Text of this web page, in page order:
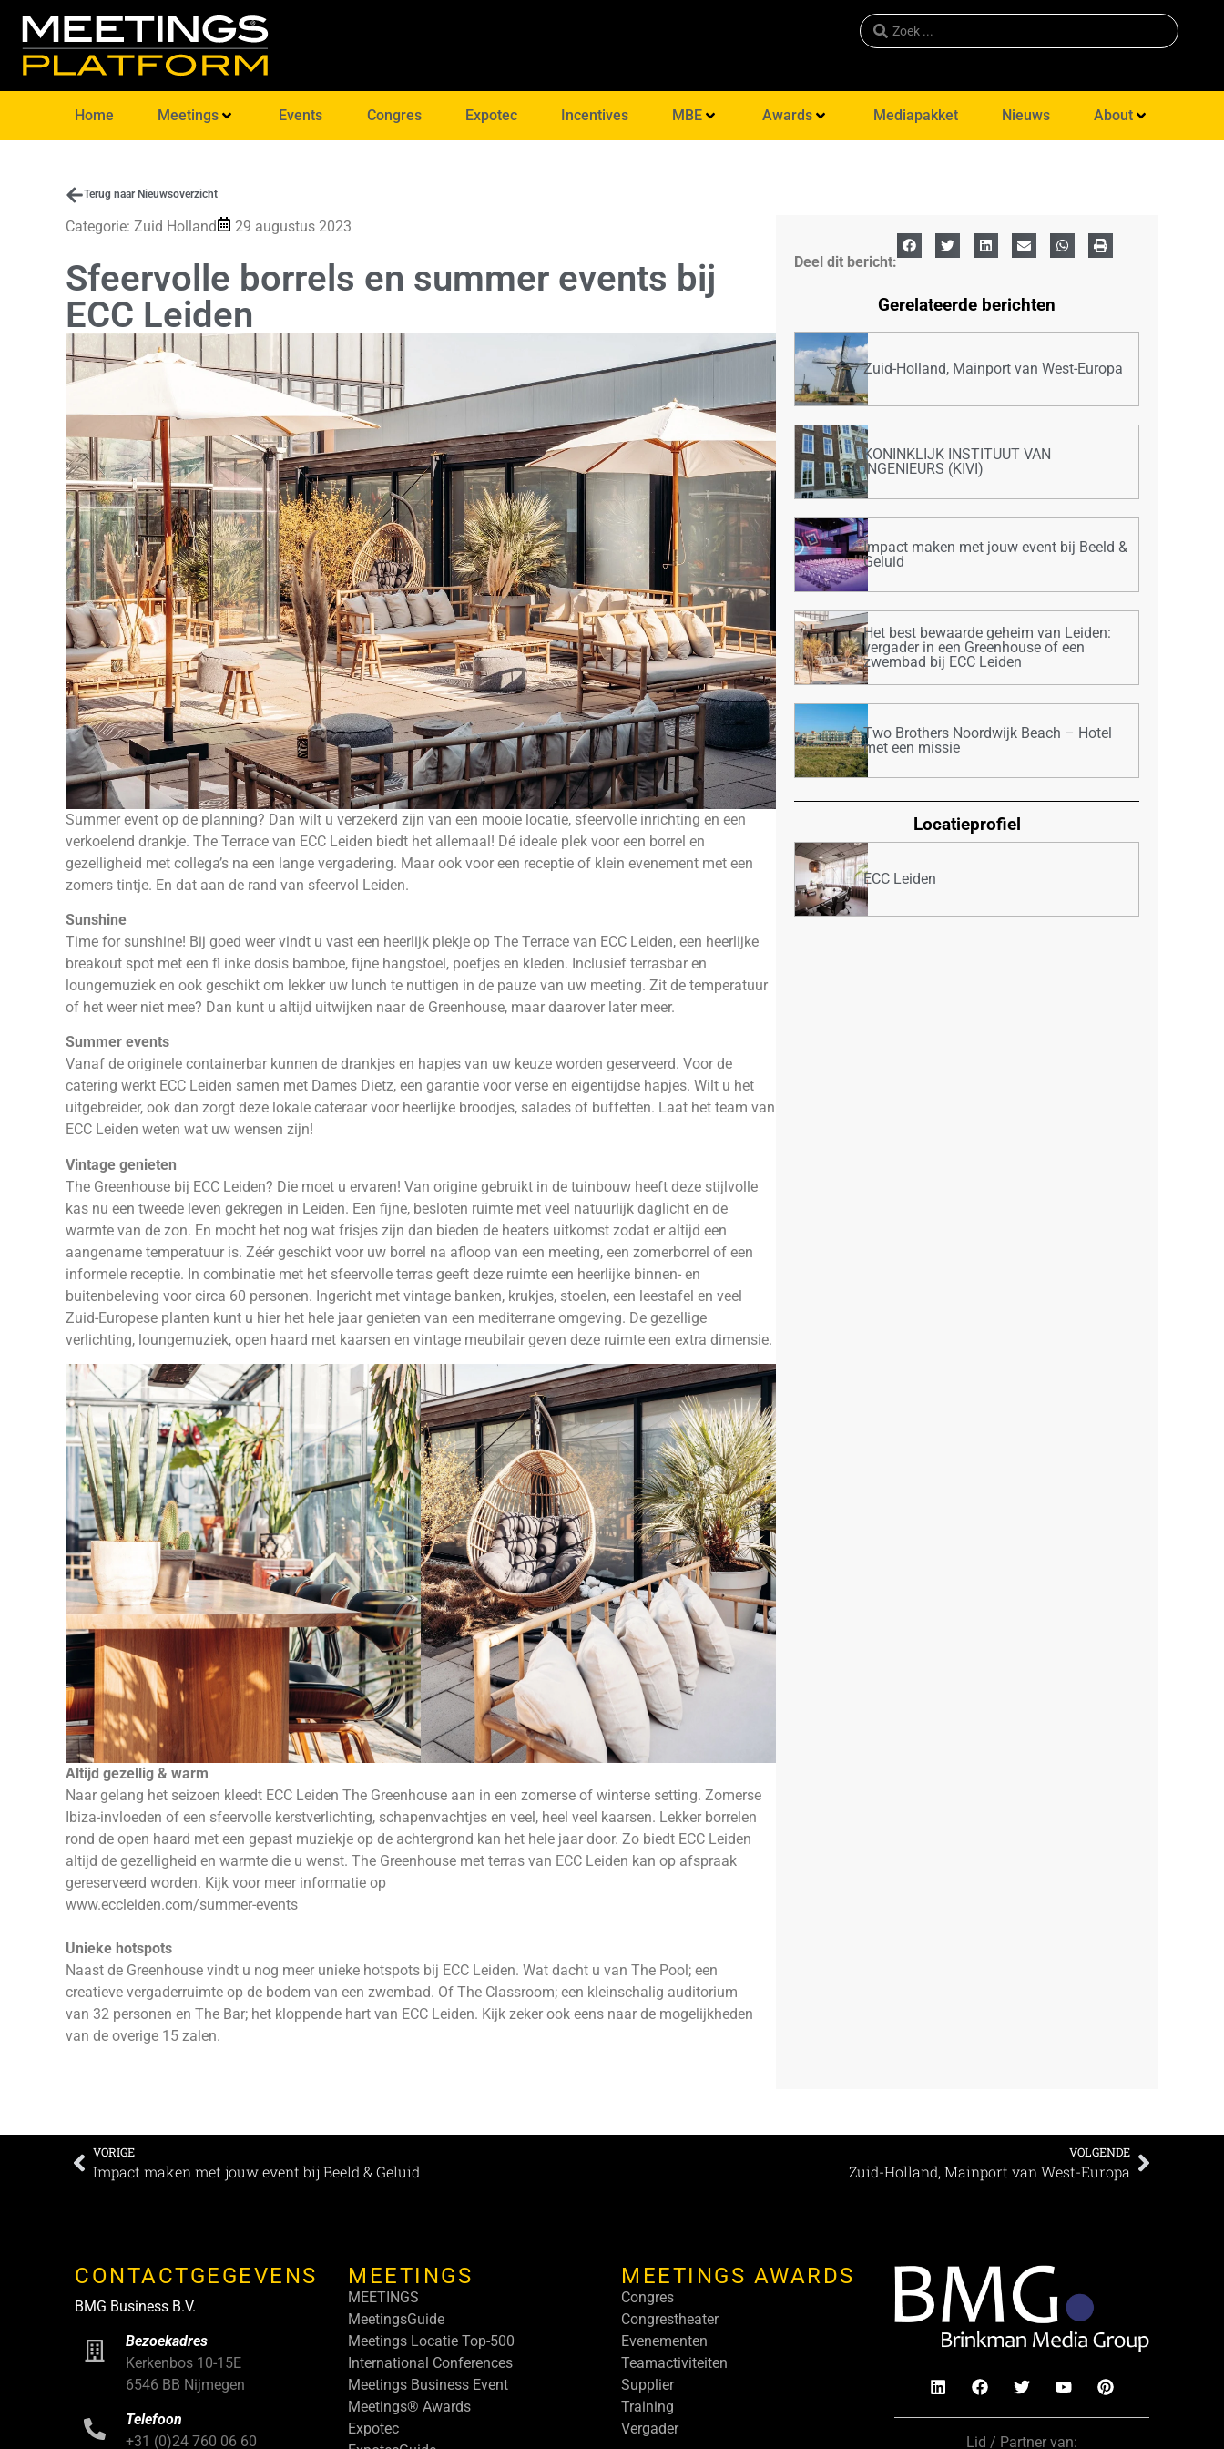
Home Meetings Events Congres Expotec Incentives MBE Awards Mediapakket Nieuws About
Terug naar Nieuwsoverzicht
Categorie: Zuid Holland 29 augustus 2023
Sfeervolle borrels en summer events bij
ECC Leiden
Summer event op de planning? Dan wilt u verzekerd zijn van een mooie locatie, sfeervolle inrichting en een
verkoelend drankje. The Terrace van ECC Leiden biedt het allemaal! Dé ideale plek voor een borrel en
gezelligheid met collega’s na een lange vergadering. Maar ook voor een receptie of klein evenement met een
zomers tintje. En dat aan de rand van sfeervol Leiden.
Sunshine
Time for sunshine! Bij goed weer vindt u vast een heerlijk plekje op The Terrace van ECC Leiden, een heerlijke
breakout spot met een fl inke dosis bamboe, fijne hangstoel, poefjes en kleden. Inclusief terrasbar en
loungemuziek en ook geschikt om lekker uw lunch te nuttigen in de pauze van uw meeting. Zit de temperatuur
of het weer niet mee? Dan kunt u altijd uitwijken naar de Greenhouse, maar daarover later meer.
Summer events
Vanaf de originele containerbar kunnen de drankjes en hapjes van uw keuze worden geserveerd. Voor de
catering werkt ECC Leiden samen met Dames Dietz, een garantie voor verse en eigentijdse hapjes. Wilt u het
uitgebreider, ook dan zorgt deze lokale cateraar voor heerlijke broodjes, salades of buffetten. Laat het team van
ECC Leiden weten wat uw wensen zijn!
Vintage genieten
The Greenhouse bij ECC Leiden? Die moet u ervaren! Van origine gebruikt in de tuinbouw heeft deze stijlvolle
kas nu een tweede leven gekregen in Leiden. Een fijne, besloten ruimte met veel natuurlijk daglicht en de
warmte van de zon. En mocht het nog wat frisjes zijn dan bieden de heaters uitkomst zodat er altijd een
aangename temperatuur is. Zéér geschikt voor uw borrel na afloop van een meeting, een zomerborrel of een
informele receptie. In combinatie met het sfeervolle terras geeft deze ruimte een heerlijke binnen- en
buitenbeleving voor circa 60 personen. Ingericht met vintage banken, krukjes, stoelen, een leestafel en veel
Zuid-Europese planten kunt u hier het hele jaar genieten van een mediterrane omgeving. De gezellige
verlichting, loungemuziek, open haard met kaarsen en vintage meubilair geven deze ruimte een extra dimensie.
Altijd gezellig & warm
Naar gelang het seizoen kleedt ECC Leiden The Greenhouse aan in een zomerse of winterse setting. Zomerse
Ibiza-invloeden of een sfeervolle kerstverlichting, schapenvachtjes en veel, heel veel kaarsen. Lekker borrelen
rond de open haard met een gepast muziekje op de achtergrond kan het hele jaar door. Zo biedt ECC Leiden
altijd de gezelligheid en warmte die u wenst. The Greenhouse met terras van ECC Leiden kan op afspraak
gereserveerd worden. Kijk voor meer informatie op
www.eccleiden.com/summer-events
Unieke hotspots
Naast de Greenhouse vindt u nog meer unieke hotspots bij ECC Leiden. Wat dacht u van The Pool; een
creatieve vergaderruimte op de bodem van een zwembad. Of The Classroom; een kleinschalig auditorium
van 32 personen en The Bar; het kloppende hart van ECC Leiden. Kijk zeker ook eens naar de mogelijkheden
van de overige 15 zalen.
Deel dit bericht:
Gerelateerde berichten
Zuid-Holland, Mainport van West-Europa
KONINKLIJK INSTITUUT VAN
INGENIEURS (KIVI)
Impact maken met jouw event bij Beeld &
Geluid
Het best bewaarde geheim van Leiden:
vergader in een Greenhouse of een
zwembad bij ECC Leiden
Two Brothers Noordwijk Beach – Hotel
met een missie
Locatieprofiel
ECC Leiden
VORIGE
Impact maken met jouw event bij Beeld & Geluid
VOLGENDE
Zuid-Holland, Mainport van West-Europa
CONTACTGEGEVENS
BMG Business B.V.
Bezoekadres
Kerkenbos 10-15E
6546 BB Nijmegen
Telefoon
+31 (0)24 760 06 60
MEETINGS
MEETINGS
MeetingsGuide
Meetings Locatie Top-500
International Conferences
Meetings Business Event
Meetings® Awards
Expotec
MEETINGS AWARDS
Congres
Congrestheater
Evenementen
Teamactiviteiten
Supplier
Training
Vergader
Lid / Partner van: